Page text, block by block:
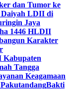
dan Tumor ke
Daiyah LDII di
Jaya
1446 HLDII
Karakter
Tangga
Keagamaan
Bakti